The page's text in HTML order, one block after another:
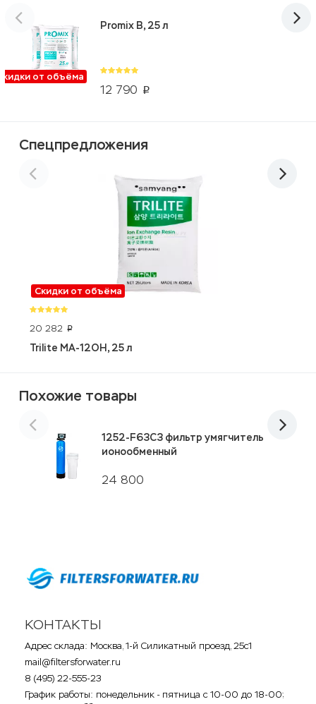
от объёма
12 790 p
Promix B, 25 л
Спецпредложения
Скидки от объёма
20 282 p
Trilite MA-12OH, 25 л
Похожие товары
24 800
1252-F63C3 фильтр умягчитель
ионообменный
КОНТАКТЫ
Адрес склада: Москва, 1-й Силикатный проезд, 25с1
mail@filtersforwater.ru
8 (495) 22-555-23
График работы: понедельник - пятница с 10-00 до 18-00;